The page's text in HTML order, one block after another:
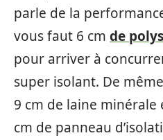
parle de la
vous faut 6 cm de
pour arriver à
super isolant. De
9 cm de laine minérale
cm de panneau